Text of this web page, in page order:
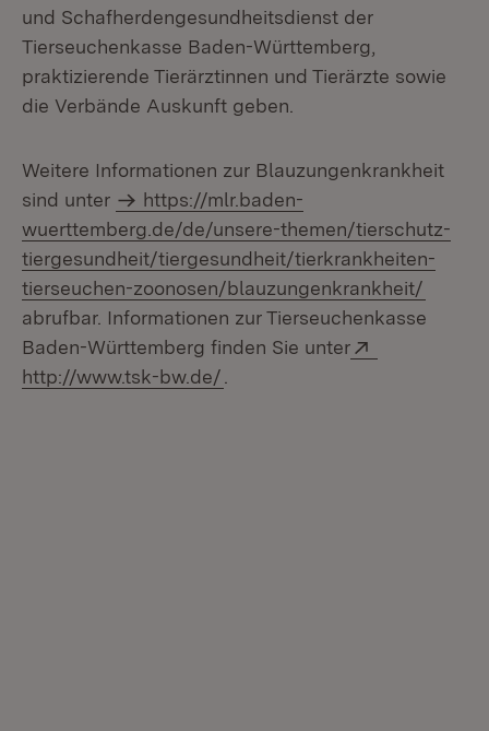
und Schafherdengesundheitsdienst der
Tierseuchenkasse Baden-Württemberg,
praktizierende Tierärztinnen und Tierärzte sowie
die Verbände Auskunft geben.
Weitere Informationen zur Blauzungenkrankheit
sind unter
https://mlr.baden-
wuerttemberg.de/de/unsere-themen/tierschutz-
tiergesundheit/tiergesundheit/tierkrankheiten-
tierseuchen-zoonosen/blauzungenkrankheit/
abrufbar. Informationen zur Tierseuchenkasse
Baden-Württemberg finden Sie unter
http://www.tsk-bw.de/